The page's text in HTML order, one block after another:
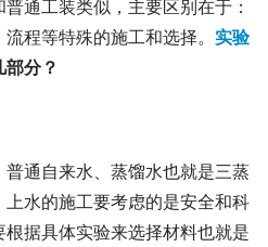
通工装类似，主要区别在于：
程等特殊的施工和选择。 实验
分？
通自来水、蒸馏水也就是三蒸
水的施工要考虑的是安全和科
据具体实验来选择材料也就是